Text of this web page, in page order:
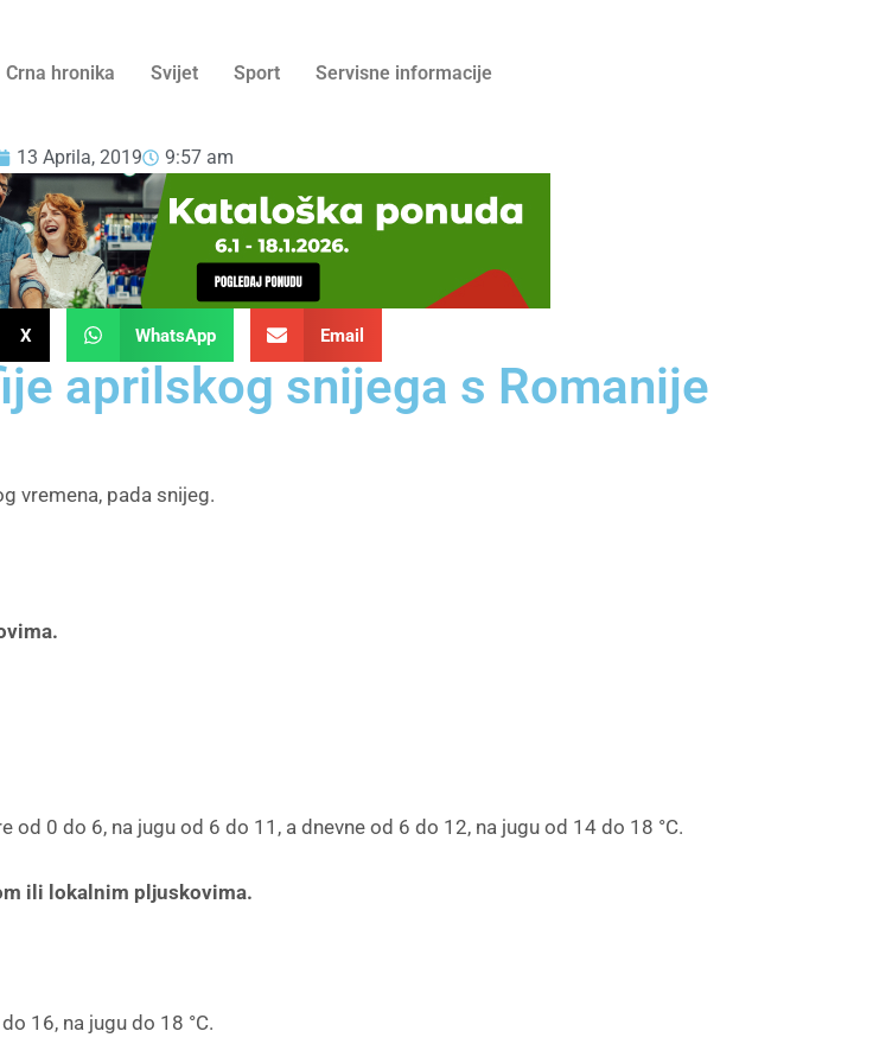
Crna hronika Svijet Sport Servisne informacije
13 Aprila, 2019 9:57 am
X WhatsApp Email
aprilskog snijega s Romanije
vremena, pada snijeg.
0 do 6, na jugu od 6 do 11, a dnevne od 6 do 12, na jugu od 14 do 18 °C.
ili lokalnim pljuskovima.
16, na jugu do 18 °C.